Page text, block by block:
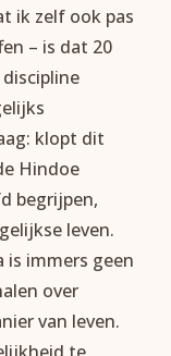
ik zelf ook pas
– is dat 20
klopt dit
Hindoe
begrijpen,
leven.
is immers geen
over
van leven.